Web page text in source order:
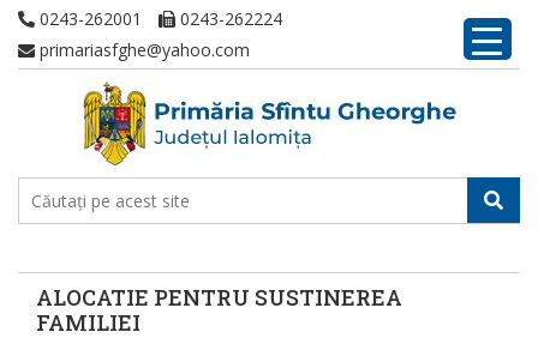
0243-262001
0243-262224
primariasfghe@yahoo.com
ALOCATIE PENTRU SUSTINEREA
FAMILIEI